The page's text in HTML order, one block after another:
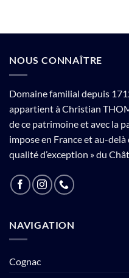
NOUS CONNAÎTRE
Domaine familial depuis
appartient à Christian
de ce patrimoine et avec la
impose en France et au-
qualité d’exception » du
NAVIGATION
Cognac